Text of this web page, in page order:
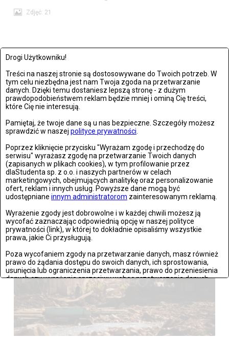
Drogi Użytkowniku!
Treści na naszej stronie są dostosowywane do Twoich potrzeb. W
tym celu niezbędna jest nam Twoja zgoda na przetwarzanie
danych. Dzięki temu dostaniesz lepszą stronę - z dużym
prawdopodobieństwem reklam będzie mniej i ominą Cię treści,
które Cię nie interesują.
Pamiętaj, że twoje dane są u nas bezpieczne. Szczegóły możesz
sprawdzić w naszej polityce prywatności
Poprzez kliknięcie przycisku "Wyrażam zgodę i przechodzę do
serwisu" wyrażasz zgodę na przetwarzanie Twoich danych
(zapisanych w plikach cookies), w tym profilowanie przez
dlaStudenta sp. z o.o. i naszych partnerów w celach
marketingowych, obejmujących analitykę oraz personalizowanie
ofert, reklam i innych usług. Powyższe dane mogą być
udostępniane innym administratorom zainteresowanym reklamą.
Wyrażenie zgody jest dobrowolne i w każdej chwili możesz ją
wycofać zaznaczając odpowiednią opcję w naszej polityce
prywatności (link), w której to dokładnie opisaliśmy wszystkie
prawa, jakie Ci przysługują.
Poza wycofaniem zgody na przetwarzanie danych, masz również
prawo do żądania dostępu do swoich danych, ich sprostowania,
usunięcia lub ograniczenia przetwarzania, prawo do przeniesienia
danych czy wyrażenia sprzeciwu wobec przetwarzania danych.
Jeżeli nie chcesz wyrazić zgody na przetwarzanie plików cookies,
ustawień zaawansowanych
Wyrażam zgodę i przechodzę do serwisu
Zdjęć: 21
Wrocław: Romeo i Julia - próba prasowa we wrocławskim
Teatrze Capitol